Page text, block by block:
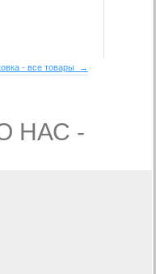
- все товары →
НАС -